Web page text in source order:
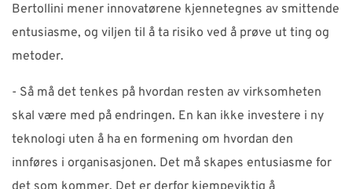
Bertollini mener innovatørene kjennetegnes av smittende
entusiasme, og viljen til å ta risiko ved å prøve ut ting og
metoder.
- Så må det tenkes på hvordan resten av virksomheten
skal være med på endringen. En kan ikke investere i ny
teknologi uten å ha en formening om hvordan den
innføres i organisasjonen. Det må skapes entusiasme for